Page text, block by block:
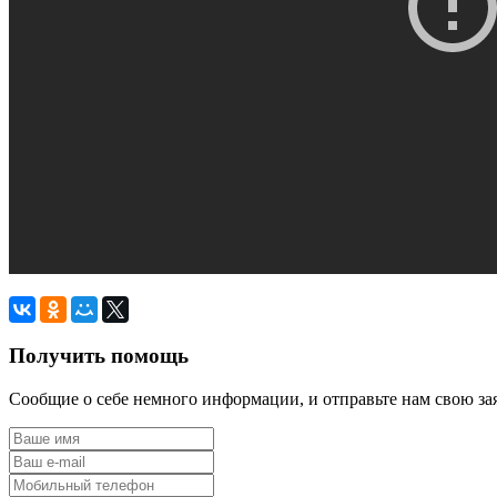
Получить помощь
Сообщие о себе немного информации, и отправьте нам свою